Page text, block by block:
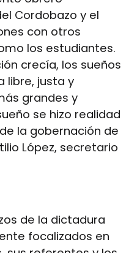
Cordobazo y el
con otros
los estudiantes.
crecía, los sueños
libre, justa y
grandes y
se hizo realidad
la gobernación de
López, secretario
de la dictadura
focalizados en